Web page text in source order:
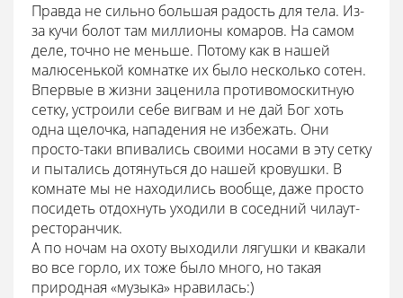
Правда не сильно большая радость для тела. Из-
за кучи болот там миллионы комаров. На самом
деле, точно не меньше. Потому как в нашей
малюсенькой комнатке их было несколько сотен.
Впервые в жизни заценила противомоскитную
сетку, устроили себе вигвам и не дай Бог хоть
одна щелочка, нападения не избежать. Они
просто-таки впивались своими носами в эту сетку
и пытались дотянуться до нашей кровушки. В
комнате мы не находились вообще, даже просто
посидеть отдохнуть уходили в соседний чилаут-
ресторанчик.
А по ночам на охоту выходили лягушки и квакали
во все горло, их тоже было много, но такая
природная «музыка» нравилась:)